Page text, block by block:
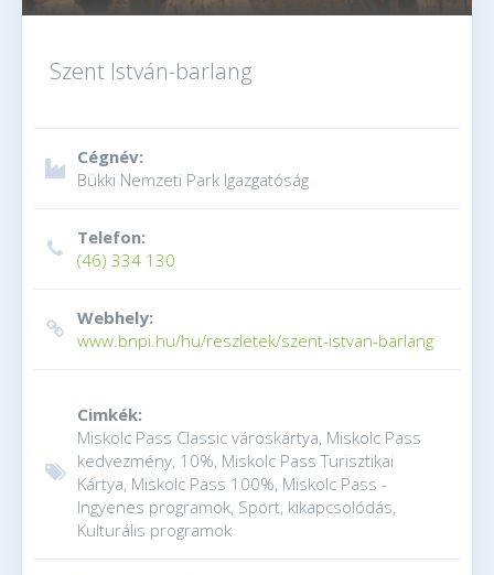
Szent István-barlang
Cégnév:
Bükki Nemzeti Park Igazgatóság
Telefon:
(46) 334 130
Webhely:
www.bnpi.hu/hu/reszletek/szent-istvan-barlang
Cimkék:
Miskolc Pass Classic városkártya, Miskolc Pass
kedvezmény, 10%, Miskolc Pass Turisztikai
Kártya, Miskolc Pass 100%, Miskolc Pass -
Ingyenes programok, Sport, kikapcsolódás,
Kulturális programok